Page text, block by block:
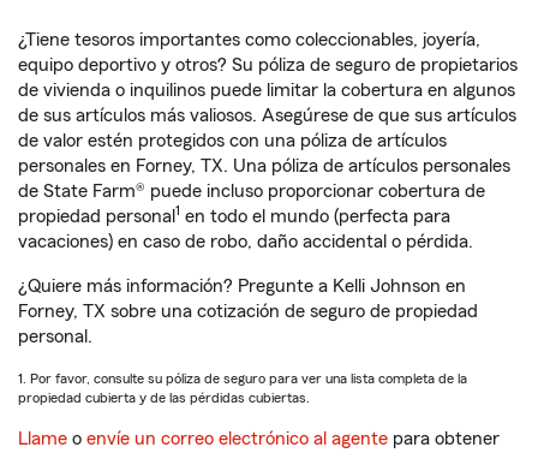
¿Tiene tesoros importantes como coleccionables, joyería,
equipo deportivo y otros? Su póliza de seguro de propietarios
de vivienda o inquilinos puede limitar la cobertura en algunos
de sus artículos más valiosos. Asegúrese de que sus artículos
de valor estén protegidos con una póliza de artículos
personales en Forney, TX. Una póliza de artículos personales
de State Farm® puede incluso proporcionar cobertura de
propiedad personal 1 en todo el mundo (perfecta para
vacaciones) en caso de robo, daño accidental o pérdida.
¿Quiere más información? Pregunte a Kelli Johnson en
Forney, TX sobre una cotización de seguro de propiedad
personal.
1. Por favor, consulte su póliza de seguro para ver una lista completa de la
propiedad cubierta y de las pérdidas cubiertas.
Llame o envíe un correo electrónico al agente para obtener